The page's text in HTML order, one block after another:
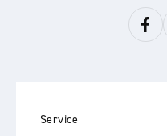
Service